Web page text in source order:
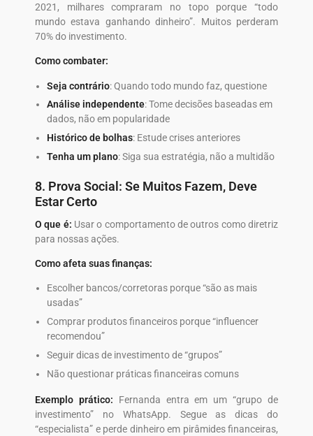
2021, milhares compraram no topo porque “todo
mundo estava ganhando dinheiro”. Muitos perderam
70% do investimento.
Como combater:
Seja contrário: Quando todo mundo faz, questione
Análise independente: Tome decisões baseadas em
dados, não em popularidade
Histórico de bolhas: Estude crises anteriores
Tenha um plano: Siga sua estratégia, não a multidão
8. Prova Social: Se Muitos Fazem, Deve
Estar Certo
O que é: Usar o comportamento de outros como diretriz
para nossas ações.
Como afeta suas finanças:
Escolher bancos/corretoras porque “são as mais
usadas”
Comprar produtos financeiros porque “influencer
recomendou”
Seguir dicas de investimento de “grupos”
Não questionar práticas financeiras comuns
Exemplo prático: Fernanda entra em um “grupo de
investimento” no WhatsApp. Segue as dicas do
“especialista” e perde dinheiro em pirâmides financeiras,